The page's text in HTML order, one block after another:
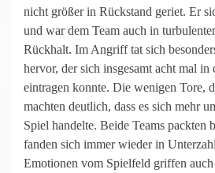
nicht größer in Rückstand geriet. Er
und war dem Team auch in
Rückhalt. Im Angriff tat sich
hervor, der sich insgesamt acht mal in
eintragen konnte. Die wenigen Tore,
machten deutlich, dass es sich mehr
Spiel handelte. Beide Teams packten
fanden sich immer wieder in
Emotionen vom Spielfeld griffen